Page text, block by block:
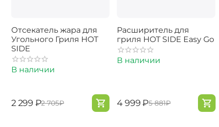
Отсекатель жара для
Угольного Гриля HOT
SIDE
В наличии
‍2 299‍ ₽‍2 705‍₽
Расширитель для
гриля HOT SIDE Easy Go
В наличии
‍4 999‍₽‍5 881‍₽